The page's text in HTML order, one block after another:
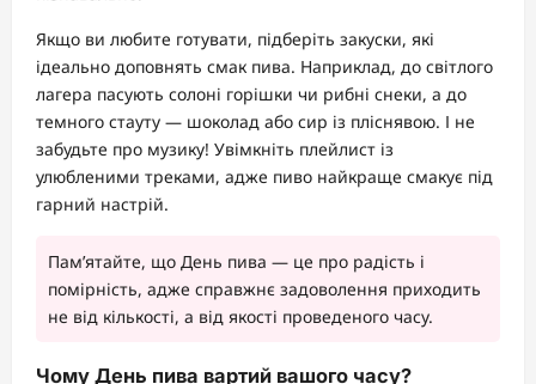
Якщо ви любите готувати, підберіть закуски, які
ідеально доповнять смак пива. Наприклад, до світлого
лагера пасують солоні горішки чи рибні снеки, а до
темного стауту — шоколад або сир із пліснявою. І не
забудьте про музику! Увімкніть плейлист із
улюбленими треками, адже пиво найкраще смакує під
гарний настрій.
Пам’ятайте, що День пива — це про радість і
помірність, адже справжнє задоволення приходить
не від кількості, а від якості проведеного часу.
Чому День пива вартий вашого часу?